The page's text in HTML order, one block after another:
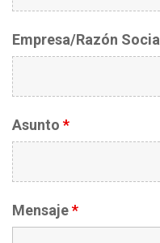
Empresa/Razón Social
Asunto *
Mensaje*